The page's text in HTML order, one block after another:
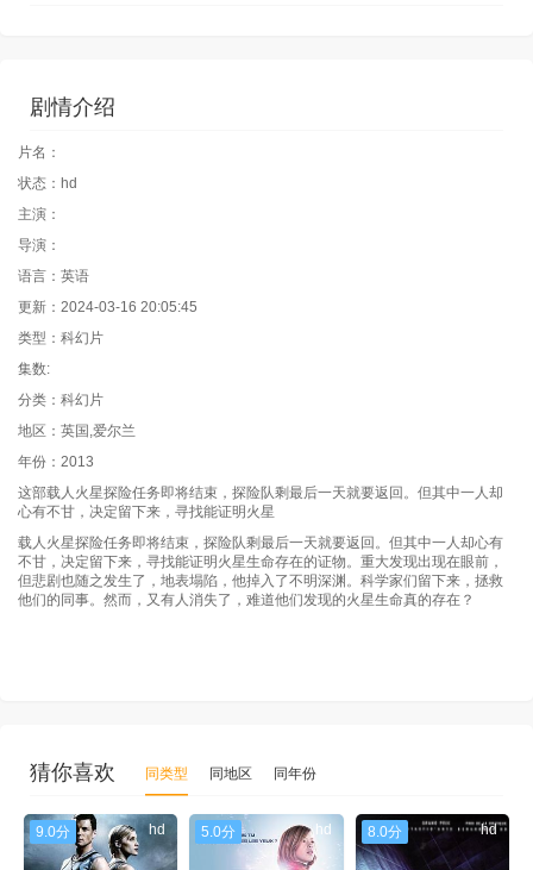
剧情介绍
片名：
状态：hd
主演：
导演：
语言：英语
更新：2024-03-16 20:05:45
类型：科幻片
集数:
分类：科幻片
地区：英国,爱尔兰
年份：2013
这部载人火星探险任务即将结束，探险队剩最后一天就要返回。但其中一人却
心有不甘，决定留下来，寻找能证明火星
载人火星探险任务即将结束，探险队剩最后一天就要返回。但其中一人却心有
不甘，决定留下来，寻找能证明火星生命存在的证物。重大发现出现在眼前，
但悲剧也随之发生了，地表塌陷，他掉入了不明深渊。科学家们留下来，拯救
他们的同事。然而，又有人消失了，难道他们发现的火星生命真的存在？
猜你喜欢 同类型 同地区 同年份
9.0分 hd 5.0分 hd 8.0分 hd